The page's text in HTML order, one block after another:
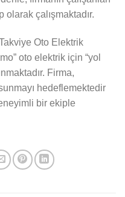
çalışmaktadır.
Oto Elektrik
oto elektrik için “yol
Firma,
hedeflemektedir
bir ekiple